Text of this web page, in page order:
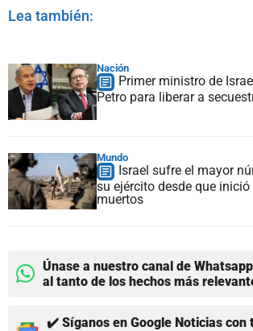
Lea también:
Nación
Primer ministro de
Petro para liberar a
Mundo
Israel sufre el mayor
su ejército desde que inició
muertos
Únase a nuestro canal de
al tanto de los hechos más
✔️ Síganos en Google Noticias con